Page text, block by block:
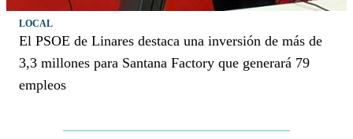
LOCAL
El PSOE de Linares destaca una inversión de más de
3,3 millones para Santana Factory que generará 79
empleos